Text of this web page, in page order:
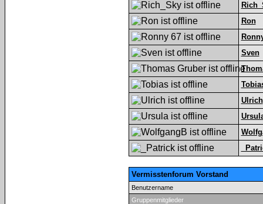
Ron
Sven
Ulrich
Vermisstenforum Vorstand
Benutzername
Gruppenmitglieder